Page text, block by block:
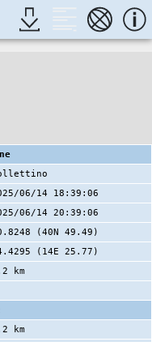
06/14 18:39:06
06/14 20:39:06
(40N 49.49)
(14E 25.77)
km
km